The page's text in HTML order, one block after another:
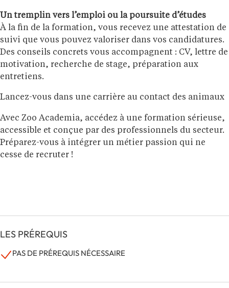
Un tremplin vers l’emploi ou la poursuite d’études
À la fin de la formation, vous recevez une attestation de
suivi que vous pouvez valoriser dans vos candidatures.
Des conseils concrets vous accompagnent : CV, lettre de
motivation, recherche de stage, préparation aux
entretiens.
Lancez-vous dans une carrière au contact des animaux
Avec Zoo Academia, accédez à une formation sérieuse,
accessible et conçue par des professionnels du secteur.
Préparez-vous à intégrer un métier passion qui ne
cesse de recruter !
LES PRÉREQUIS
PAS DE PRÉREQUIS NÉCESSAIRE